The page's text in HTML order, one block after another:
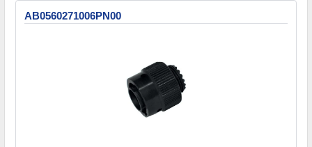
AB0560271006PN00